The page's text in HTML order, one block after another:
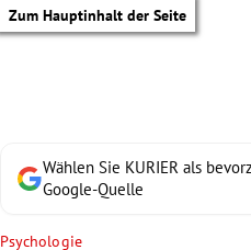
Zum Hauptinhalt der Seite
Wählen Sie KURIER als
Google-Quelle
Psychologie